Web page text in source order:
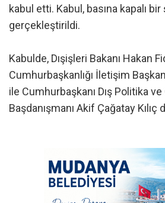
kabul etti. Kabul, basına kapalı
gerçekleştirildi.
Kabulde, Dışişleri Bakanı Hakan
Cumhurbaşkanlığı İletişim
ile Cumhurbaşkanı Dış Politika
Başdanışmanı Akif Çağatay Kılıç